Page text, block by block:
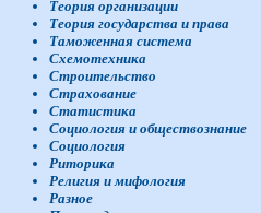
Теория организации
Теория государства и права
Таможенная система
Схемотехника
Строительство
Страхование
Статистика
Социология и обществознание
Социология
Риторика
Религия и мифология
Разное